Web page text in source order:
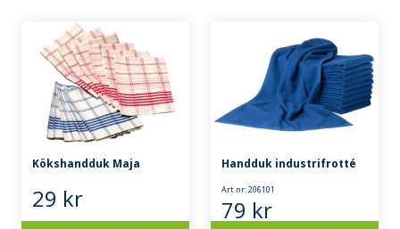
Kökshandduk Maja
29 kr
Handduk industrifrotté
Art.nr: 206101
79 kr